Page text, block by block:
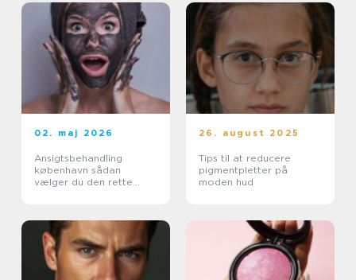
02. maj 2026
Ansigtsbehandling
københavn sådan
vælger du den rette
26. august 2025
Tips til at reducere
pigmentpletter på
moden hud